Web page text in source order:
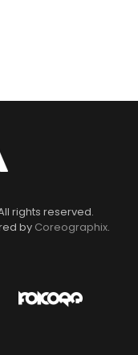
rights reserved.
by Coreographix.